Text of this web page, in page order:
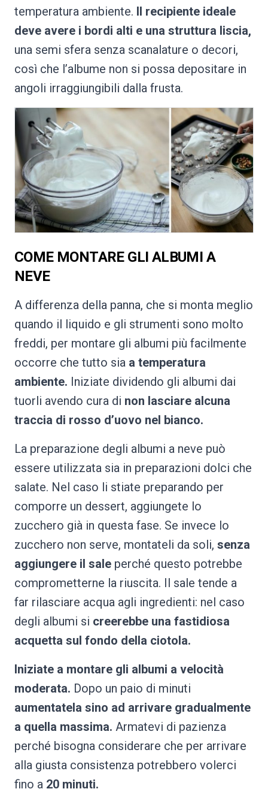
temperatura ambiente. Il recipiente ideale
deve avere i bordi alti e una struttura liscia,
una semi sfera senza scanalature o decori,
così che l’albume non si possa depositare in
angoli irraggiungibili dalla frusta.
COME MONTARE GLI ALBUMI A
NEVE
A differenza della panna, che si monta meglio
quando il liquido e gli strumenti sono molto
freddi, per montare gli albumi più facilmente
occorre che tutto sia a temperatura
ambiente. Iniziate dividendo gli albumi dai
tuorli avendo cura di non lasciare alcuna
traccia di rosso d’uovo nel bianco.
La preparazione degli albumi a neve può
essere utilizzata sia in preparazioni dolci che
salate. Nel caso li stiate preparando per
comporre un dessert, aggiungete lo
zucchero già in questa fase. Se invece lo
zucchero non serve, montateli da soli, senza
aggiungere il sale perché questo potrebbe
comprometterne la riuscita. Il sale tende a
far rilasciare acqua agli ingredienti: nel caso
degli albumi si creerebbe una fastidiosa
acquetta sul fondo della ciotola.
Iniziate a montare gli albumi a velocità
moderata. Dopo un paio di minuti
aumentatela sino ad arrivare gradualmente
a quella massima. Armatevi di pazienza
perché bisogna considerare che per arrivare
alla giusta consistenza potrebbero volerci
fino a 20 minuti.